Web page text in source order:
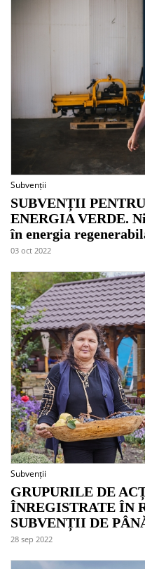
Subvenții
SUBVENȚII
ENERGIA VERDE.
în energia
03 oct 2022
Subvenții
GRUPURILE DE
ÎNREGISTRATE ÎN
SUBVENȚII DE
28 sep 2022